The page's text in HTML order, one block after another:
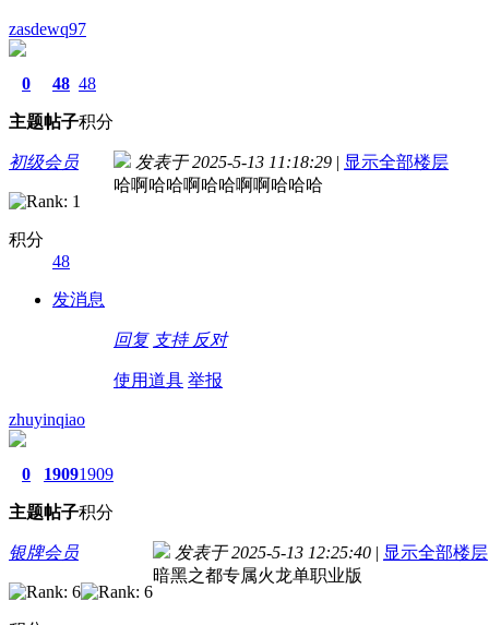
zasdewq97
0
主题
48
帖子
48
积分
初级会员
积分
48
发消息
发表于 2025-5-13 11:18:29 | 显示全部楼层
哈啊哈哈啊哈哈啊啊哈哈哈
回复 支持 反对
使用道具 举报
zhuyinqiao
0
主题
1909
帖子
1909
积分
银牌会员 发表于 2025-5-13 12:25:40 | 显示全部楼层
暗黑之都专属火龙单职业版